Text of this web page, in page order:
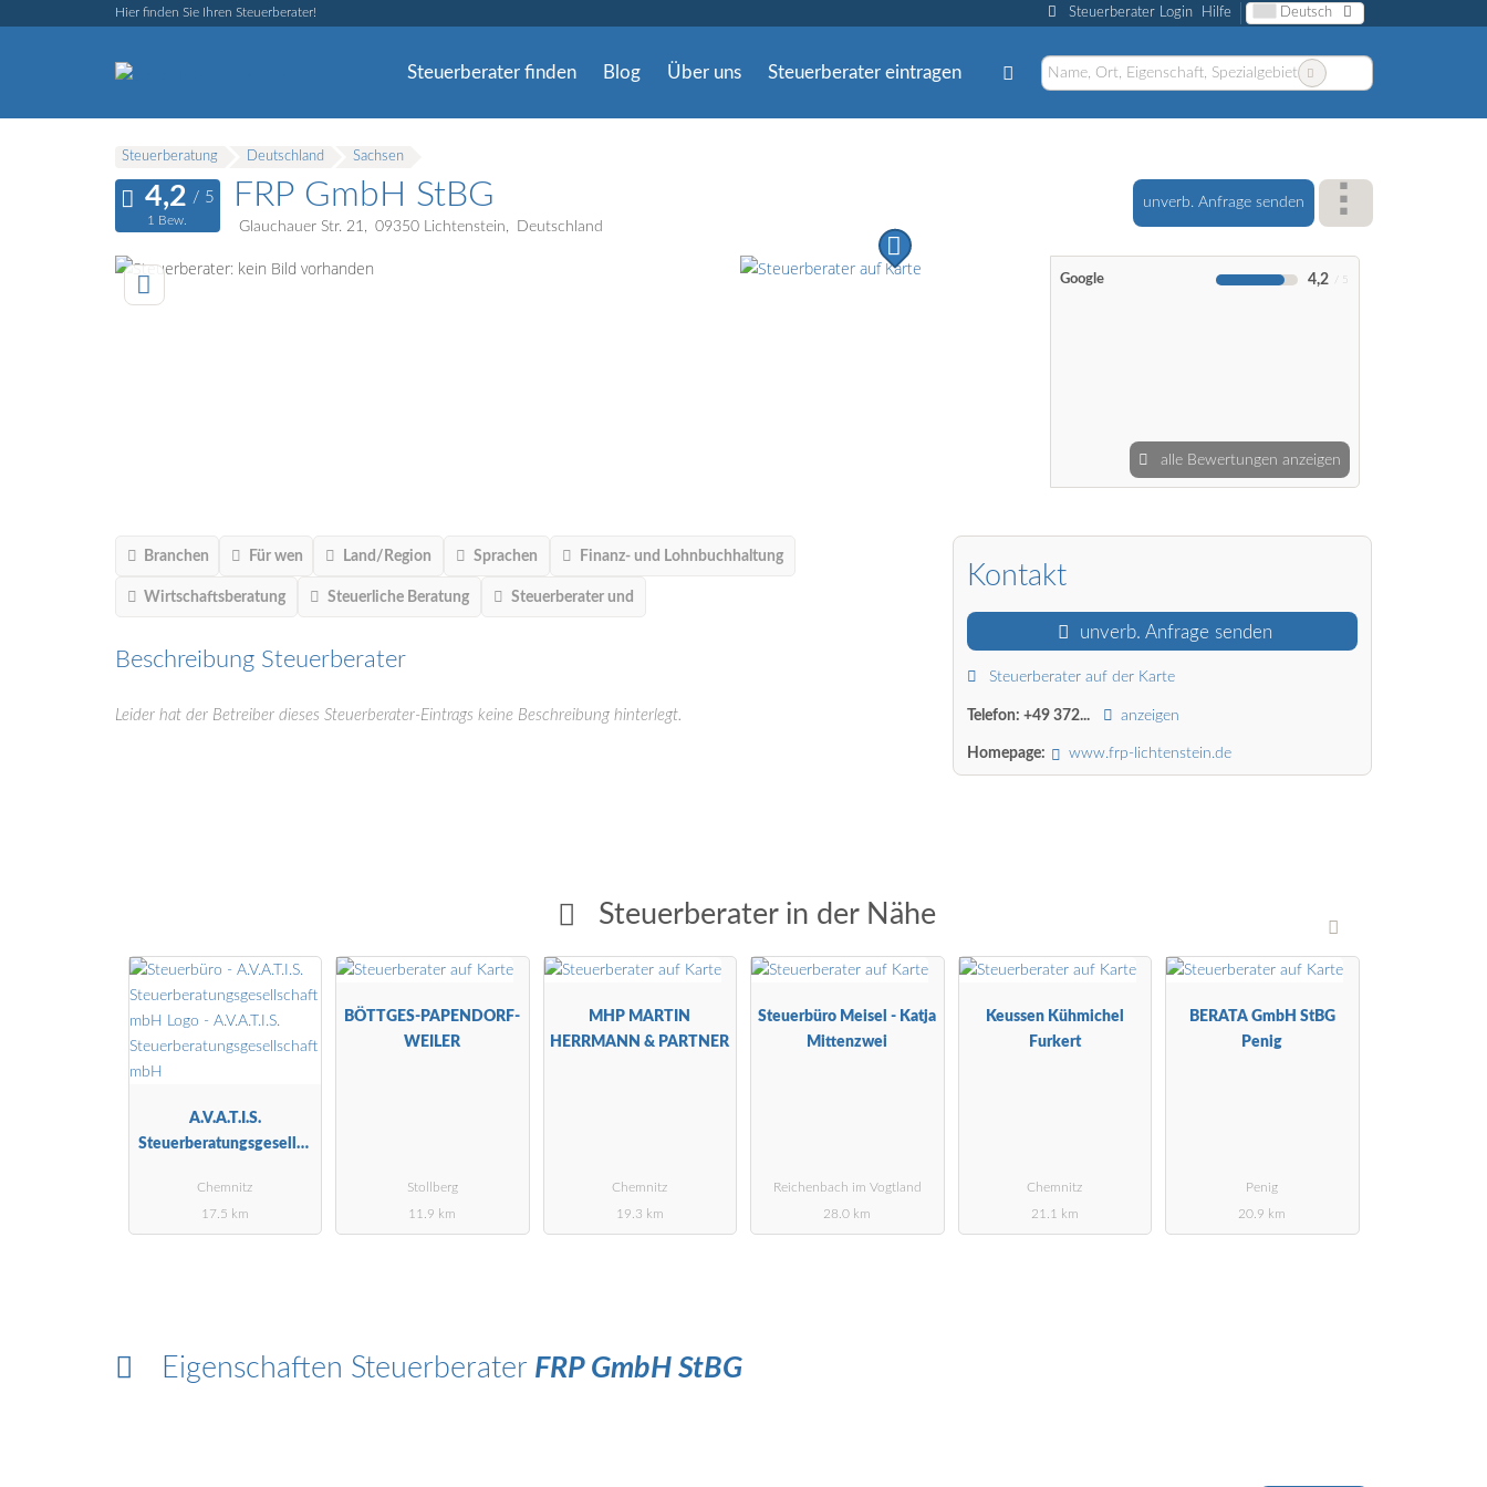
Hier finden Sie Ihren Steuerberater! Steuerberater Login Hilfe Deutsch
Steuerberater finden Blog Über uns Steuerberater eintragen
Steuerberatung Deutschland Sachsen
FRP GmbH StBG
Glauchauer Str. 21 09350 Lichtenstein Deutschland
unverb. Anfrage senden
1 Bew.
Google 4,2
alle Bewertungen anzeigen
Branchen Für wen Land/Region Sprachen Finanz- und Lohnbuchhaltung
Wirtschaftsberatung Steuerliche Beratung Steuerberater und
Beschreibung Steuerberater
Leider hat der Betreiber dieses Steuerberater-Eintrags keine Beschreibung hinterlegt.
Kontakt
unverb. Anfrage senden
Steuerberater auf der Karte
Telefon:+49 372... anzeigen
Homepage: www.frp-lichtenstein.de
Steuerberater in der Nähe
A.V.A.T.I.S.
Steuerberatungsgesellsc
Chemnitz
17.5 km
BÖTTGES-PAPENDORF-
WEILER
Stollberg
11.9 km
MHP MARTIN
HERRMANN & PARTNER
Chemnitz
19.3 km
Steuerbüro Meisel - Katja
Mittenzwei
Reichenbach im Vogtland
28.0 km
Keussen Kühmichel
Furkert
Chemnitz
21.1 km
BERATA GmbH StBG
Penig
Penig
20.9 km
Eigenschaften Steuerberater FRP GmbH StBG